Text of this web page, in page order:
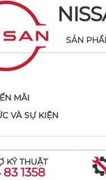
SẢN
MÃI
VÀ SỰ KIỆN
KỸ THUẬT
1358